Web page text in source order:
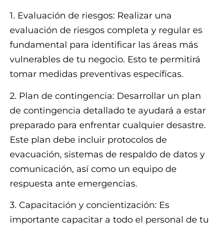
1. Evaluación de riesgos: Realizar una
evaluación de riesgos completa y regular es
fundamental para identificar las áreas más
vulnerables de tu negocio. Esto te permitirá
tomar medidas preventivas específicas.
2. Plan de contingencia: Desarrollar un plan
de contingencia detallado te ayudará a estar
preparado para enfrentar cualquier desastre.
Este plan debe incluir protocolos de
evacuación, sistemas de respaldo de datos y
comunicación, así como un equipo de
respuesta ante emergencias.
3. Capacitación y concientización: Es
importante capacitar a todo el personal de tu